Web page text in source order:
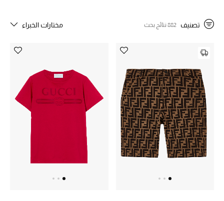
مستلزمات المنزل
خصم حتى 70%
تسوقوا الآن
تصنيف 882 نتائج بحث مختارات الخبراء